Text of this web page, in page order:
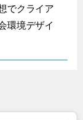
でクライア
環境デザイ